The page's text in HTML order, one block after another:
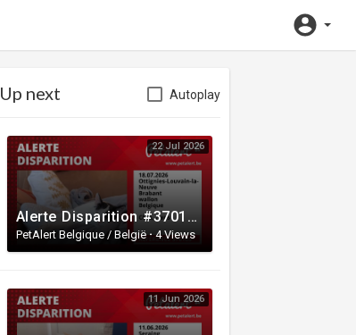
Up next Autoplay
22 Jul 2026
Alerte Disparition #370185 Ottignies-Louvain-la-Neuve / Brabant wallon / Belgique
PetAlert Belgique / België·4 Views
11 Jun 2026